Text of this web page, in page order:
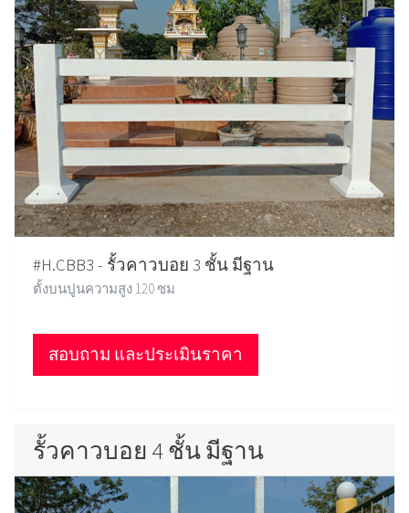
#H.CBB3 - รั้วคาวบอย 3 ชั้น มีฐาน
ตั้งบนปูนความสูง 120 ซม
สอบถาม และประเมินราคา
รั้วคาวบอย 4 ชั้น มีฐาน